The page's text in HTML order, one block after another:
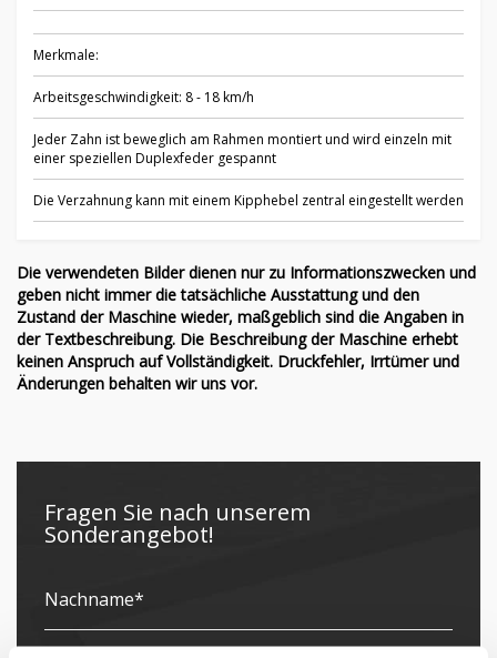
Merkmale:
Arbeitsgeschwindigkeit: 8 - 18 km/h
Jeder Zahn ist beweglich am Rahmen montiert und wird einzeln mit
einer speziellen Duplexfeder gespannt
Die Verzahnung kann mit einem Kipphebel zentral eingestellt werden
Die verwendeten Bilder dienen nur zu Informationszwecken und
geben nicht immer die tatsächliche Ausstattung und den
Zustand der Maschine wieder, maßgeblich sind die Angaben in
der Textbeschreibung. Die Beschreibung der Maschine erhebt
keinen Anspruch auf Vollständigkeit. Druckfehler, Irrtümer und
Änderungen behalten wir uns vor.
Fragen Sie nach unserem
Sonderangebot!